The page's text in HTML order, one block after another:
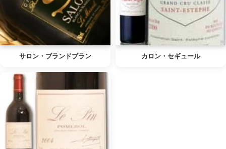
サロン・ブランドブラン カロン・セギュール